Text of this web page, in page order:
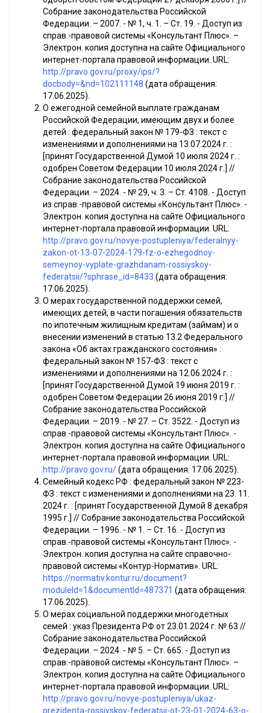
Собрание законодательства Российской
Федерации. – 2007. - № 1, ч. 1. – Ст. 19. - Доступ из
справ.-правовой системы «Консультант Плюс». –
Электрон. копия доступна на сайте Официального
интернет-портала правовой информации. URL:
http://pravo.gov.ru/proxy/ips/?
docbody=&nd=102111148 (дата обращения:
17.06.2025).
О ежегодной семейной выплате гражданам
Российской Федерации, имеющим двух и более
детей : федеральный закон № 179-ФЗ : текст с
изменениями и дополнениями на 13.07.2024 г. :
[принят Государственной Думой 10 июля 2024 г. :
одобрен Советом Федерации 10 июля 2024 г.] //
Собрание законодательства Российской
Федерации. – 2024. - № 29, ч. 3. – Ст. 4108. - Доступ
из справ.-правовой системы «Консультант Плюс». -
Электрон. копия доступна на сайте Официального
интернет-портала правовой информации. URL:
http://pravo.gov.ru/novye-postupleniya/federalnyy-
zakon-ot-13-07-2024-179-fz-o-ezhegodnoy-
semeynoy-vyplate-grazhdanam-rossiyskoy-
federatsii/?sphrase_id=8433 (дата обращения:
17.06.2025).
О мерах государственной поддержки семей,
имеющих детей, в части погашения обязательств
по ипотечным жилищным кредитам (займам) и о
внесении изменений в статью 13.2 Федерального
закона «Об актах гражданского состояния» :
федеральный закон № 157-ФЗ : текст с
изменениями и дополнениями на 12.06.2024 г. :
[принят Государственной Думой 19 июня 2019 г. :
одобрен Советом Федерации 26 июня 2019 г.] //
Собрание законодательства Российской
Федерации. – 2019. - № 27. – Ст. 3522. - Доступ из
справ.-правовой системы «Консультант Плюс». -
Электрон. копия доступна на сайте Официального
интернет-портала правовой информации. URL:
http://pravo.gov.ru/(дата обращения: 17.06.2025).
Семейный кодекс РФ : федеральный закон № 223-
ФЗ : текст с изменениями и дополнениями на 23. 11.
2024 г. : [принят Государственной Думой 8 декабря
1995 г.] // Собрание законодательства Российской
Федерации. – 1996. - № 1. – Ст. 16. - Доступ из
справ.-правовой системы «Консультант Плюс». -
Электрон. копия доступна на сайте справочно-
правовой системы «Контур-Норматив». URL:
https://normativ.kontur.ru/document?
moduleId=1&documentId=487371 (дата обращения:
17.06.2025).
О мерах социальной поддержки многодетных
семей : указ Президента РФ от 23.01.2024 г. № 63 //
Собрание законодательства Российской
Федерации. – 2024. - № 5. – Ст. 665. - Доступ из
справ.-правовой системы «Консультант Плюс». –
Электрон. копия доступна на сайте Официального
интернет-портала правовой информации. URL:
http://pravo.gov.ru/novye-postupleniya/ukaz-
prezidenta-rossiyskoy-federatsii-ot-23-01-2024-63-o-